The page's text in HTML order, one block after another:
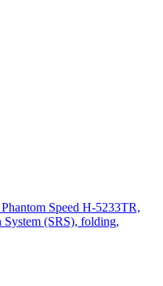
Speed H-5233TR,
(SRS), folding,